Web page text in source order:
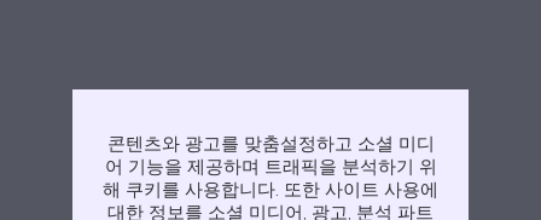
콘텐츠와 광고를 맞춤설정하고 소셜 미디
어 기능을 제공하며 트래픽을 분석하기 위
해 쿠키를 사용합니다. 또한 사이트 사용에
대한 정보를 소셜 미디어, 광고, 분석 파트